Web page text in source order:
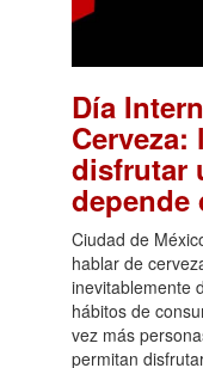
Día
Cerveza:
disfrutar
depende
Ciudad de
hablar de
inevitablemente
hábitos de
vez más
permitan